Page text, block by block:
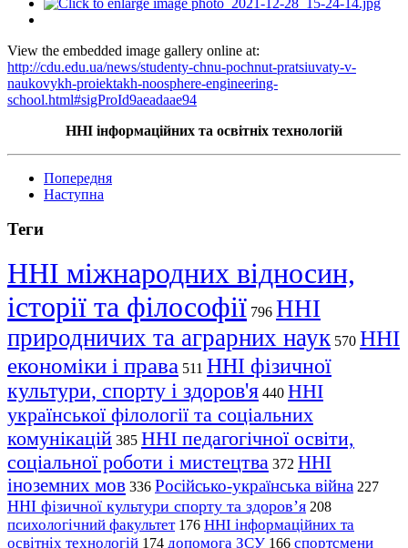
View the embedded image gallery online at:
http://cdu.edu.ua/news/studenty-chnu-pochnut-pratsiuvaty-v-
naukovykh-proiektakh-noosphere-engineering-
school.html#sigProId9aeadaae94
ННІ інформаційних та освітніх технологій
Попередня
Наступна
Теги
ННІ міжнародних відносин,
історії та філософії 796 ННІ
природничих та аграрних наук 570 ННІ
економіки і права 511 ННІ фізичної
культури, спорту і здоров'я 440 ННІ
української філології та соціальних
комунікацій 385 ННІ педагогічної освіти,
соціальної роботи і мистецтва 372 ННІ
іноземних мов 336 Російсько-українська війна 227
ННІ фізичної культури спорту та здоров’я 208
психологічний факультет 176 ННІ інформаційних та
освітніх технологій 174 допомога ЗСУ 166 спортсмени